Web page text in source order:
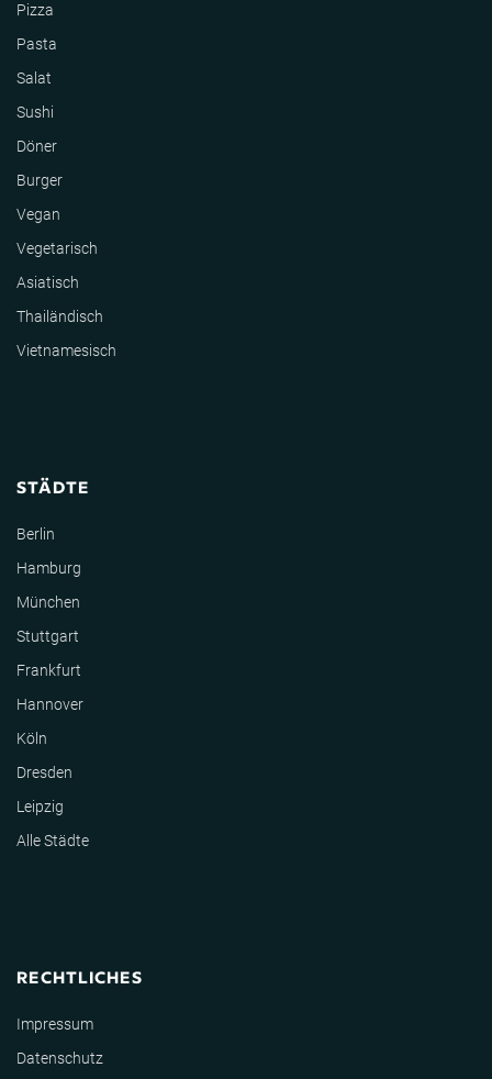
Pizza
Pasta
Salat
Sushi
Döner
Burger
Vegan
Vegetarisch
Asiatisch
Thailändisch
Vietnamesisch
STÄDTE
Berlin
Hamburg
München
Stuttgart
Frankfurt
Hannover
Köln
Dresden
Leipzig
Alle Städte
RECHTLICHES
Impressum
Datenschutz